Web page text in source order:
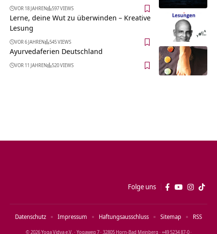
VOR 18 JAHREN 597 VIEWS
Lerne, deine Wut zu überwinden – Kreative
Lesung
VOR 6 JAHREN 545 VIEWS
Ayurvedaferien Deutschland
VOR 11 JAHREN 520 VIEWS
Folge uns
© 2026 Yoga Vidya e.V. · Yogaweg 7 · 32805 Horn‑Bad Meinberg · +49 5234 87‑0 ·
Datenschutz Impressum Haftungsausschluss Sitemap RSS